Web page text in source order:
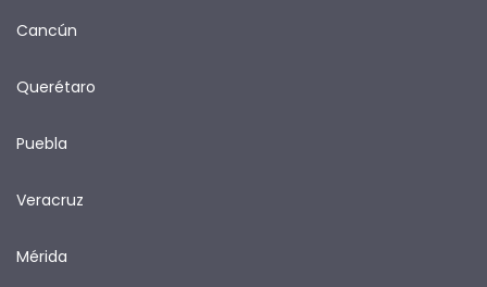
Cancún
Querétaro
Puebla
Veracruz
Mérida